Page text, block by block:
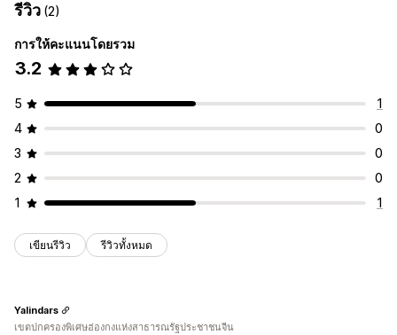
การตรวจสอบคำสั่งซื้อ
รายการที่บล็อก การเปลี่ยนเส้นทาง Geolocation
การแจ้งเตือนและการวิเคราะห์
การแจ้งเตือนที่มีความเสี่ยงสูง รายงานความเสี่ยง
รีวิว (2)
การให้คะแนนโดยรวม
3.2
5
1
4
0
3
0
2
0
1
1
เขียนรีวิว รีวิวทั้งหมด
Yalindars
เขตปกครองพิเศษฮ่องกงแห่งสาธารณรัฐประชาชนจีน